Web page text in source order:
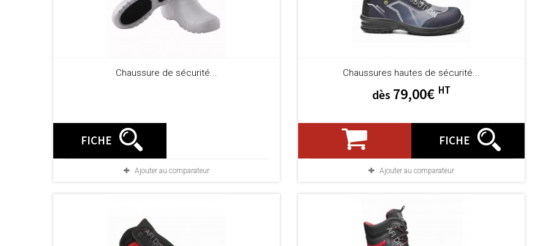
Chaussure de sécurité...
FICHE
Ajouter au comparateur
Chaussures hautes de sécurité...
dès 79,00€ HT
FICHE
Ajouter au comparateur